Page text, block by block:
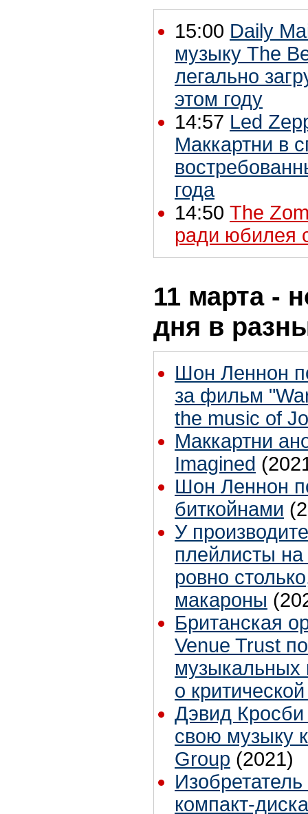
15:00 Daily
музыку The
легально
этом году
14:57 Led
Маккартни в
года
14:50 The
ради юбилея
11 марта -
дня в
Шон Леннон
за фильм
the music of
Маккартни
Imagined
Шон Леннон
биткойнами
У
плейлисты
ровно
макароны
Британская
Venue Trust
музыкальных
о
Дэвид
свою музыку
Group (2021)
компакт-